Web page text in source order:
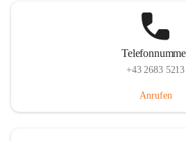
+43 2683 5213
Anrufen